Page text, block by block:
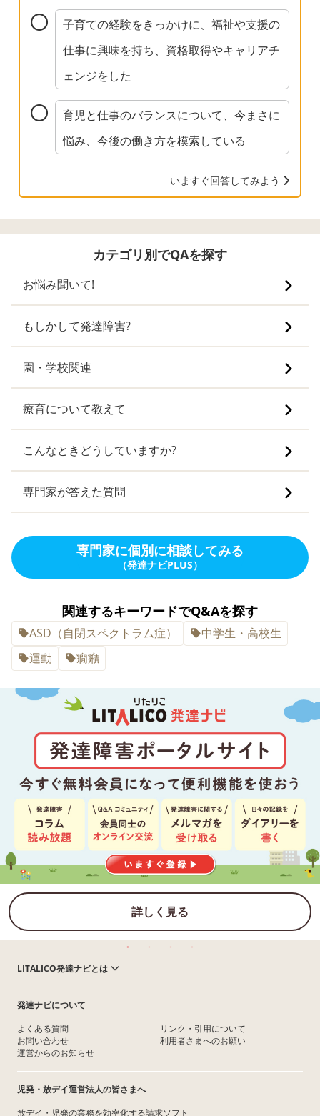
子育ての経験をきっかけに、福祉や支援の
仕事に興味を持ち、資格取得やキャリアチ
ェンジをした
育児と仕事のバランスについて、今まさに
悩み、今後の働き方を模索している
いますぐ回答してみよう
カテゴリ別でQAを探す
お悩み聞いて!
もしかして発達障害?
園・学校関連
療育について教えて
こんなときどうしていますか?
専門家が答えた質問
専門家に個別に相談してみる
（発達ナビPLUS）
関連するキーワードでQ&Aを探す
ASD（自閉スペクトラム症）
中学生・高校生
運動
癇癪
詳しく見る
LITALICO発達ナビとは
発達ナビについて
よくある質問
お問い合わせ
運営からのお知らせ
リンク・引用について
利用者さまへのお願い
児発・放デイ運営法人の皆さまへ
放デイ・児発の業務を効率化する請求ソフト